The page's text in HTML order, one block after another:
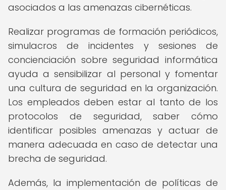
asociados a las amenazas cibernéticas.
Realizar programas de formación periódicos,
simulacros de incidentes y sesiones de
concienciación sobre seguridad informática
ayuda a sensibilizar al personal y fomentar
una cultura de seguridad en la organización.
Los empleados deben estar al tanto de los
protocolos de seguridad, saber cómo
identificar posibles amenazas y actuar de
manera adecuada en caso de detectar una
brecha de seguridad.
Además, la implementación de políticas de